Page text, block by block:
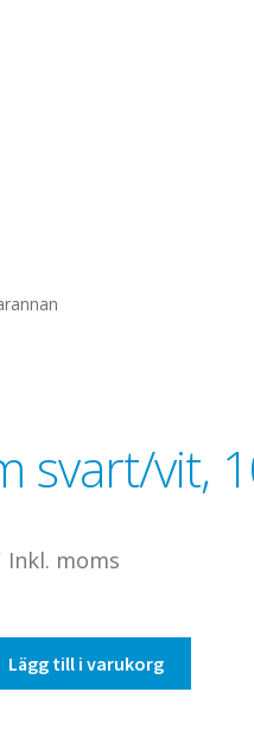
svart/vit,
Inkl. moms
Lägg till i varukorg